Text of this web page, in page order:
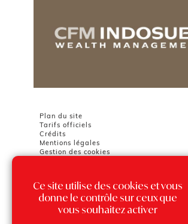
Plan du site
Tarifs officiels
Crédits
Mentions légales
Gestion des cookies
Chambre Immobilière Monégasque
Tour Odéon
36 avenue de l'Annonciade
98000 MONACO
Ce site utilise des cookies et vous
donne le contrôle sur ceux que
vous souhaitez activer